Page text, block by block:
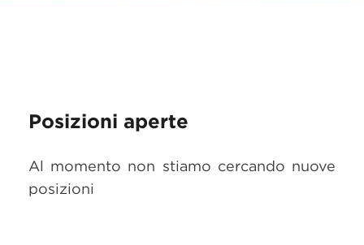
Posizioni aperte
Al momento non stiamo cercando nuove
posizioni